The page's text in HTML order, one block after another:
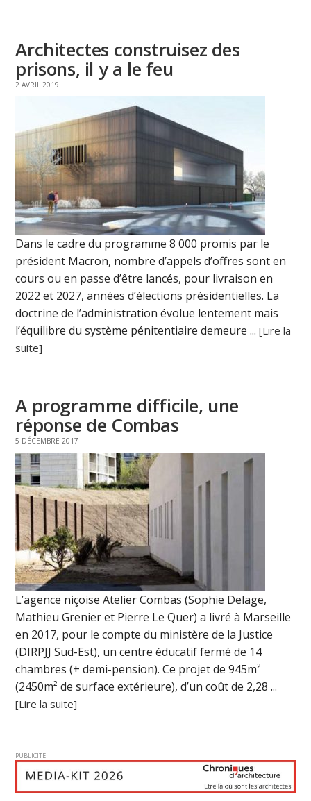
Architectes construisez des
prisons, il y a le feu
2 AVRIL 2019
Dans le cadre du programme 8 000 promis par le
président Macron, nombre d’appels d’offres sont en
cours ou en passe d’être lancés, pour livraison en
2022 et 2027, années d’élections présidentielles. La
doctrine de l’administration évolue lentement mais
l’équilibre du système pénitentiaire demeure ...[Lire la
suite]
A programme difficile, une
réponse de Combas
5 DÉCEMBRE 2017
L’agence niçoise Atelier Combas (Sophie Delage,
Mathieu Grenier et Pierre Le Quer) a livré à Marseille
en 2017, pour le compte du ministère de la Justice
(DIRPJJ Sud-Est), un centre éducatif fermé de 14
chambres (+ demi-pension). Ce projet de 945m²
(2450m² de surface extérieure), d’un coût de 2,28 ...
[Lire la suite]
PUBLICITE